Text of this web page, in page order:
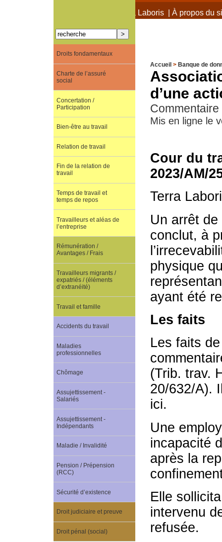
À propos de Terra Laboris| À propos du
Accueil > Banque de
d’une
Mis en ligne le
Cour du
2023/AM/
Terra
Un arrêt
conclut, à
physique
ayant été
Les faits
Les faits
(Trib. trav.
20/632/A).
ici.
Une
incapacité
après la
Elle
intervenu
refusée.
Droits fondamentaux
Charte de l’assuré
social
Concertation /
Participation
Bien-être au travail
Relation de travail
Fin de la relation de
travail
Temps de travail et
temps de repos
Travailleurs et aléas de
l’entreprise
Rémunération /
Avantages / Frais
Travailleurs migrants /
expatriés / (éléments
d’extranéité)
Travail et famille
Accidents du travail
Maladies
professionnelles
Chômage
Assujettissement -
Salariés
Assujettissement -
Indépendants
Maladie / Invalidité
Pension / Prépension
(RCC)
Sécurité d’existence
Droit judiciaire et preuve
Droit pénal (social)